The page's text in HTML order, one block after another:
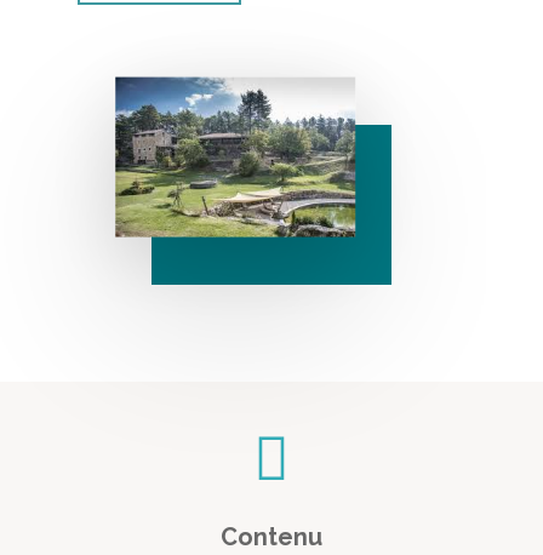
Contenu